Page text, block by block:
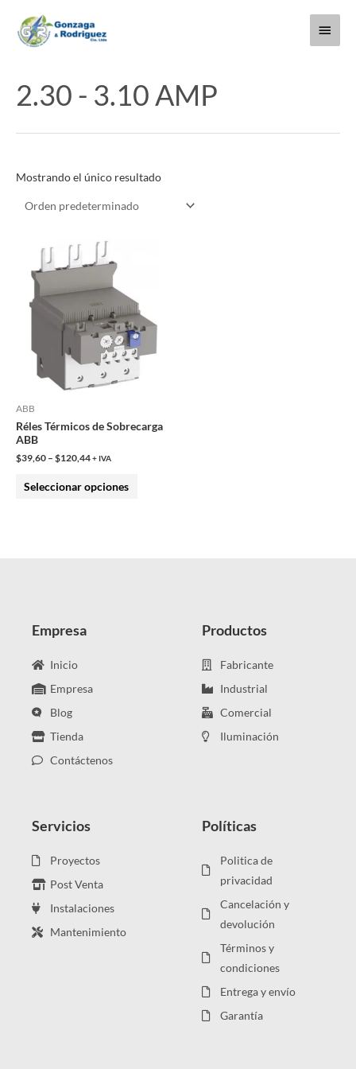
contenido
Menú
2.30 - 3.10 AMP
Mostrando el único resultado
ABB
Réles Térmicos de Sobrecarga
ABB
$39,60 – $120,44+ IVA
Seleccionar opciones
múltiples
variantes.
Las
elegir
Empresa
Inicio
Empresa
Blog
Tienda
Contáctenos
Productos
Fabricante
Industrial
Comercial
Iluminación
Servicios
Proyectos
Post Venta
Instalaciones
Mantenimiento
Políticas
Politica de
privacidad
Cancelación y
devolución
Términos y
condiciones
Entrega y envío
Garantía